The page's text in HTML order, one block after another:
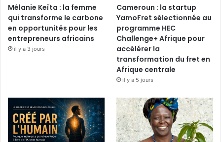
Mélanie Keïta : la femme
qui transforme le carbone
en opportunités pour les
entrepreneurs africains
il y a 3 jours
Cameroun : la startup
YamoFret sélectionnée au
programme HEC
Challenge+ Afrique pour
accélérer la
transformation du fret en
Afrique centrale
il y a 5 jours